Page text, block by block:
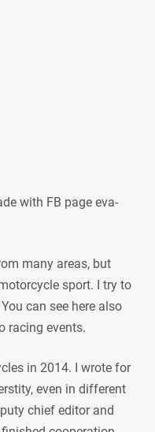
with FB page eva-
many areas, but
sport. I try to
can see here also
racing events.
in 2014. I wrote for
even in different
chief editor and